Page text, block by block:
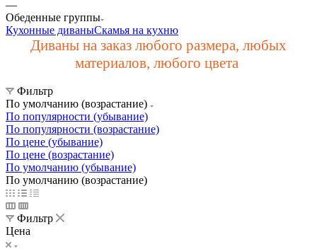
—
Обеденные группы
Кухонные диваныСкамья на кухню
Диваны на заказ любого размера, любых
материалов, любого цвета
Фильтр
По умолчанию (возрастание)
По популярности (убывание)
По популярности (возрастание)
По цене (убывание)
По цене (возрастание)
По умолчанию (убывание)
По умолчанию (возрастание)
Фильтр
Цена